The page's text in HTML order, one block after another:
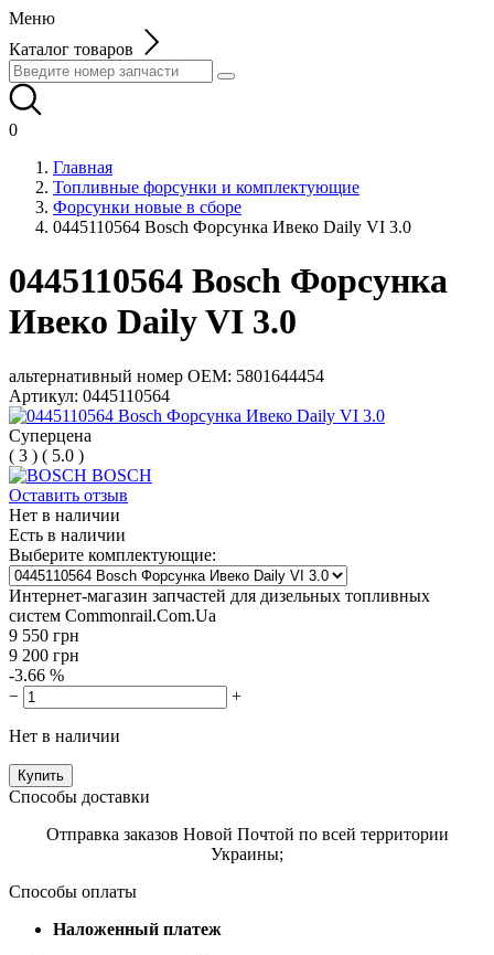
Меню
Каталог товаров
0
Главная
Топливные форсунки и комплектующие
Форсунки новые в сборе
0445110564 Bosch Форсунка Ивеко Daily VI 3.0
0445110564 Bosch Форсунка
Ивеко Daily VI 3.0
альтернативный номер OEM: 5801644454
Артикул: 0445110564
Суперцена
( 3 ) ( 5.0 )
BOSCH
Оставить отзыв
Нет в наличии
Есть в наличии
Выберите комплектующие:
Интернет-магазин запчастей для дизельных топливных
систем Commonrail.Com.Ua
9 550 грн
9 200 грн
-3.66 %
−
+
Нет в наличии
Купить
Способы доставки
Отправка заказов Новой Почтой по всей территории
Украины;
Способы оплаты
Наложенный платеж